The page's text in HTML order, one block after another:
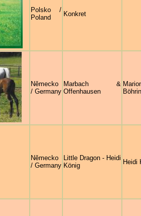
Polsko /
Poland
Konkret
Německo
/ Germany
Marbach &
Offenhausen
Německo
/ Germany
Little Dragon - Heidi
König
Heidi